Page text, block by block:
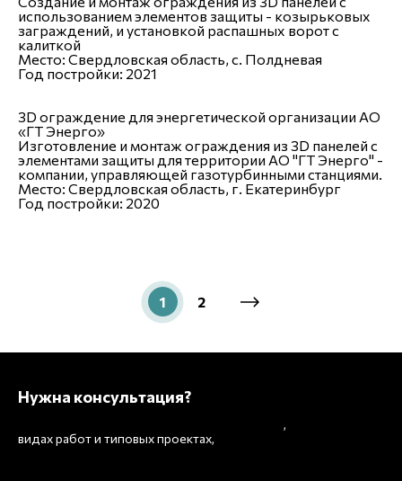
использованием элементов защиты - козырьковых
заграждений, и установкой распашных ворот с
калиткой
Место: Свердловская область, с. Полдневая
Год постройки: 2021
3D ограждение для энергетической организации АО
«ГТ Энерго»
Изготовление и монтаж ограждения из 3D панелей с
элементами защиты для территории АО "ГТ Энерго" -
компании, управляющей газотурбинными станциями.
Место: Свердловская область, г. Екатеринбург
Год постройки: 2020
1 2
Нужна консультация?
,
видах работ и типовых проектах,
стоимость и подготовим индивидуальное